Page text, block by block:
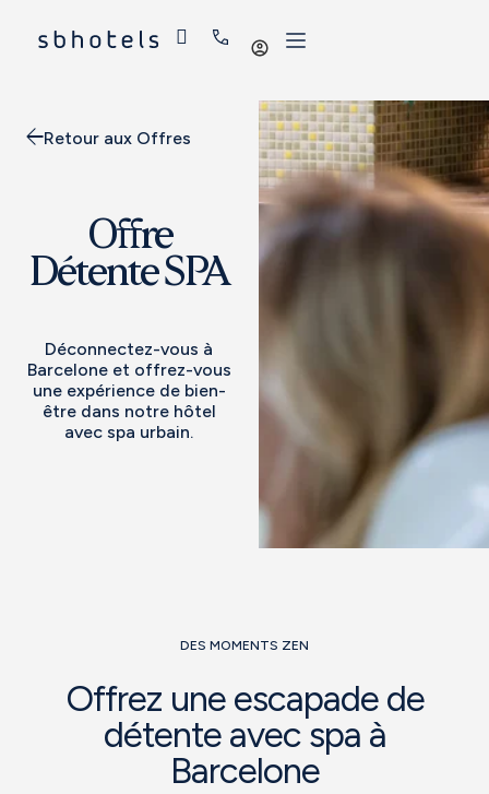
Se
Retour aux Offres
Offre
Détente SPA
Déconnectez-vous à
Barcelone et offrez-vous
une expérience de bien-
être dans notre hôtel
avec spa urbain.
DES MOMENTS ZEN
Offrez une escapade de
détente avec spa à
Barcelone